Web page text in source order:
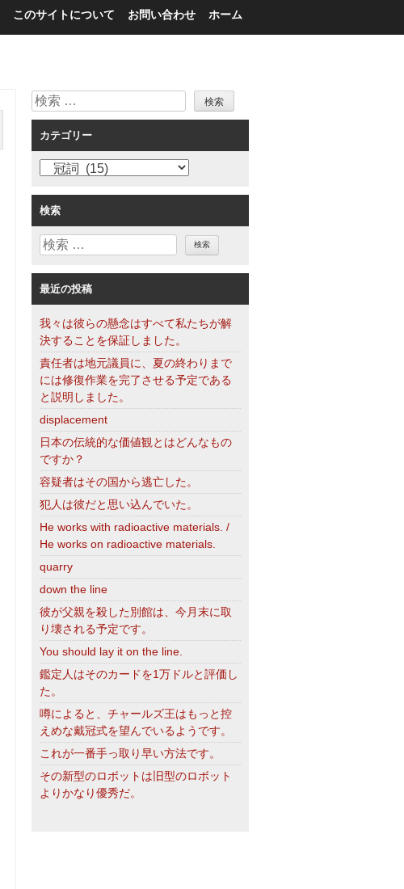
ホーム
お問い合わせ
このサイトについて
検
索
カテゴリー
ゴ
リ
ー
検索
検
最近の投稿
我々は彼らの懸念はすべて私たちが解
決することを保証しました。
責任者は地元議員に、夏の終わりまで
には修復作業を完了させる予定である
と説明しました。
displacement
日本の伝統的な価値観とはどんなもの
ですか？
容疑者はその国から逃亡した。
犯人は彼だと思い込んでいた。
He works with radioactive materials. /
He works on radioactive materials.
quarry
down the line
彼が父親を殺した別館は、今月末に取
り壊される予定です。
You should lay it on the line.
鑑定人はそのカードを1万ドルと評価し
た。
噂によると、チャールズ王はもっと控
えめな戴冠式を望んでいるようです。
これが一番手っ取り早い方法です。
その新型のロボットは旧型のロボット
よりかなり優秀だ。